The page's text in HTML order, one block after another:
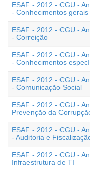
ESAF - 2012 - CGU -
- Conhecimentos gerais
ESAF - 2012 - CGU -
- Correição
ESAF - 2012 - CGU -
- Conhecimentos
ESAF - 2012 - CGU -
- Comunicação Social
ESAF - 2012 - CGU -
Prevenção da
ESAF - 2012 - CGU -
- Auditoria e
ESAF - 2012 - CGU -
Infraestrutura de TI